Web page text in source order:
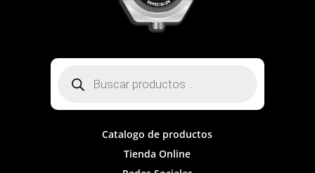
productos
Catalogo de productos
Tienda Online